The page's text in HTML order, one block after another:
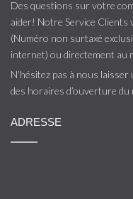
Des questions sur votre
aider! Notre Service Clients
(Numéro non surtaxé
internet) ou directement au
N’hésitez pas à nous
des horaires d’ouverture du
ADRESSE